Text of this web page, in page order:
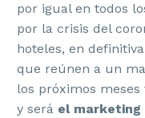
por igual en todos
por la crisis del
hoteles, en
que reúnen a un
los próximos meses
y será el marketing